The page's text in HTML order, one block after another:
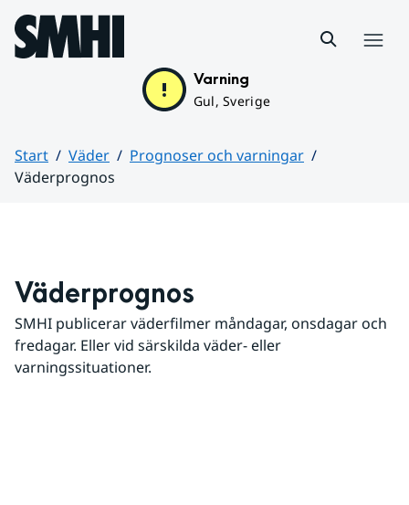
Hoppa till sidans innehåll
Varning
Gul, Sverige
Start Väder
Prognoser och varningar
Väderprognos
Väderprognos
SMHI publicerar väderfilmer måndagar, onsdagar och
fredagar. Eller vid särskilda väder- eller
varningssituationer.